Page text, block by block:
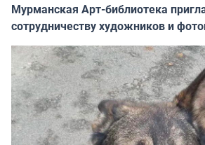
Мурманская Арт-библиотека
сотрудничеству художников и